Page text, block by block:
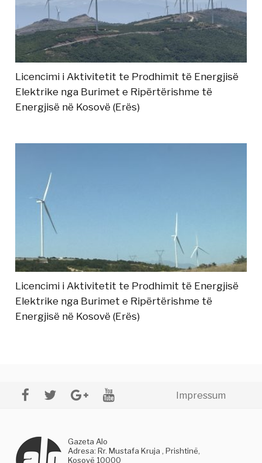
Licencimi i Aktivitetit te Prodhimit të Energjisë
Elektrike nga Burimet e Ripërtërishme të
Energjisë në Kosovë (Erës)
Licencimi i Aktivitetit te Prodhimit të Energjisë
Elektrike nga Burimet e Ripërtërishme të
Energjisë në Kosovë (Erës)
Impressum
Gazeta Alo
Adresa: Rr. Mustafa Kruja , Prishtinë,
Kosovë 10000